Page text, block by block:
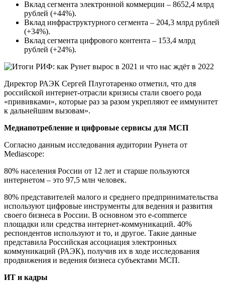
Вклад сегмента электронной коммерции – 8652,4 млрд
рублей (+44%).
Вклад инфраструктурного сегмента – 204,3 млрд рублей
(+34%).
Вклад сегмента цифрового контента – 153,4 млрд
рублей (+24%).
Директор РАЭК Сергей Плуготаренко отметил, что для
российской интернет-отрасли кризисы стали своего рода
«прививками», которые раз за разом укрепляют ее иммунитет
к дальнейшим вызовам».
Медиапотребление и цифровые сервисы для МСП
Согласно данным исследования аудитории Рунета от
Mediascope:
80% населения России от 12 лет и старше пользуются
интернетом – это 97,5 млн человек.
80% представителей малого и среднего предпринимательства
используют цифровые инструменты для ведения и развития
своего бизнеса в России. В основном это e-commerce
площадки или средства интернет-коммуникаций. 40%
респондентов используют и то, и другое. Такие данные
представила Российская ассоциация электронных
коммуникаций (РАЭК), получив их в ходе исследования
продвижения и ведения бизнеса субъектами МСП.
ИТ и кадры